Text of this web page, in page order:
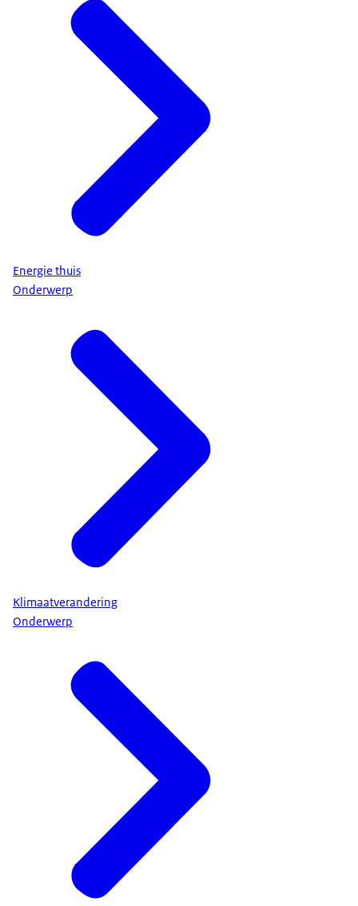
Energie thuis
Onderwerp
Klimaatverandering
Onderwerp